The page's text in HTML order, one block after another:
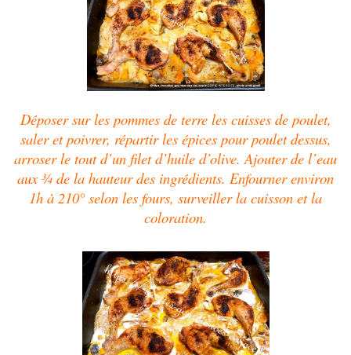
Déposer sur les pommes de terre les cuisses de poulet,
saler et poivrer, répartir les épices pour poulet dessus,
arroser le tout d’un filet d’huile d’olive. Ajouter de l’eau
aux ¾ de la hauteur des ingrédients. Enfourner environ
1h à 210° selon les fours, surveiller la cuisson et la
coloration.